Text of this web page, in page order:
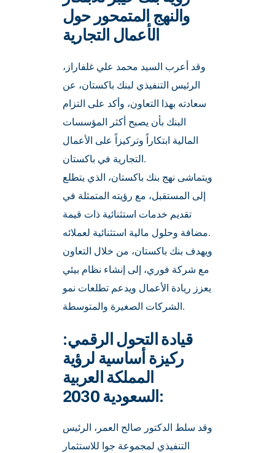
والنهج المتمحور حول
الأعمال التجارية
وقد أعرب السيد محمد علي غلفاراز،
الرئيس التنفيذي لبنك باكستان، عن
سعادته بهذا التعاون، وأكد على التزام
البنك بأن يصبح أكثر المؤسسات
المالية ابتكاراً وتركيزاً على الأعمال
التجارية في باكستان.
ويتماشى نهج بنك باكستان، الذي يتطلع
إلى المستقبل، مع رؤيته المتمثلة في
تقديم خدمات استثنائية ذات قيمة
مضافة وحلول مالية استثنائية لعملائه.
ويهدف بنك باكستان، من خلال التعاون
مع شركة فوري، إلى إنشاء نظام بيئي
يعزز ريادة الأعمال ويدعم تطلعات نمو
الشركات الصغيرة والمتوسطة.
قيادة التحول الرقمي:
ركيزة أساسية لرؤية
المملكة العربية
السعودية 2030:
وقد سلط الدكتور صالح العمر، الرئيس
التنفيذي لمجموعة جوا للاستثمار